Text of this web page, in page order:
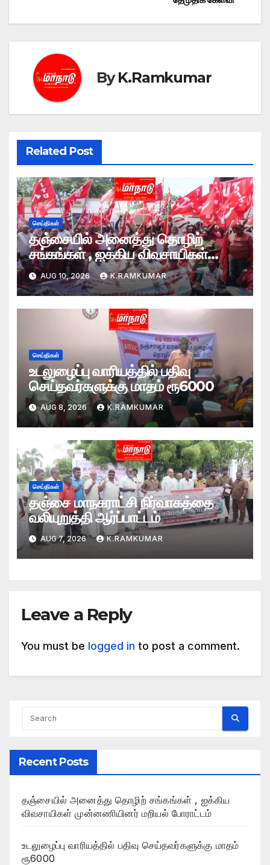
ByK.Ramkumar
Related Post
செய்திகள்
தஞ்சையில் அனைத்து தொழிற்
சங்கங்கள் , ஐக்கிய விவசாயிகள்
முன்னணியினர் மறியல் போராட்டம்
AUG 10, 2026 K.RAMKUMAR
செய்திகள்
உடலுழைப்பு வாரியத்தில் பதிவு
செய்தவர்களுக்கு மாதம் ரூ6000
AUG 8, 2026 K.RAMKUMAR
செய்திகள்
தஞ்சை மாநகராட்சி நிர்வாகத்தை
வலியுறுத்தி ஆர்ப்பாட்டம்
AUG 7, 2026 K.RAMKUMAR
Leave a Reply
You must be logged in to post a comment.
Recent Posts
தஞ்சையில் அனைத்து தொழிற் சங்கங்கள் , ஐக்கிய
விவசாயிகள் முன்னணியினர் மறியல் போராட்டம்
உடலுழைப்பு வாரியத்தில் பதிவு செய்தவர்களுக்கு மாதம்
ரூ6000